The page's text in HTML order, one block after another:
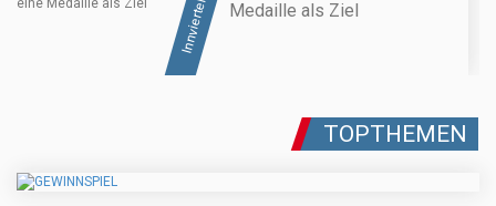
Innviertel
Medaille als Ziel
TOPTHEMEN